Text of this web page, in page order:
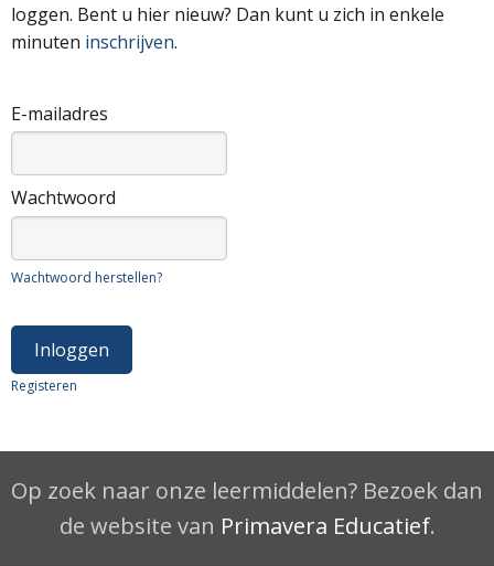
loggen. Bent u hier nieuw? Dan kunt u zich in enkele
minuten inschrijven.
E-mailadres
Wachtwoord
Wachtwoord herstellen?
Registeren
Op zoek naar onze leermiddelen? Bezoek dan
de website van Primavera Educatief.